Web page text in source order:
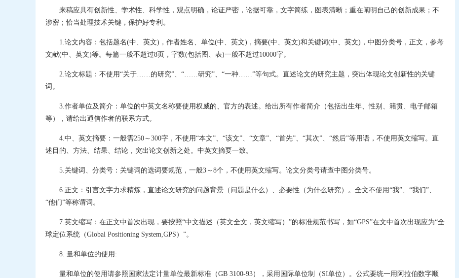
来稿应具有创新性、学术性、科学性，观点明确，论证严密，论据可靠，文字简练，图表清晰；重在阐明自己的创新成果；不
涉密；恰当处理技术关键，保护好专利。
1.论文内容：包括题名(中、英文)，作者姓名、单位(中、英文)，摘要(中、英文)和关键词(中、英文)，中图分类号，正文，参考
文献(中、英文)等。每篇一般不超过8页，字数(包括图、表)一般不超过10000字。
2.论文标题：不使用“关于……的研究”、“……研究”、“一种……”等句式。直述论文的研究主题，突出体现论文创新性的关键
词。
3.作者单位及简介：单位的中英文名称要使用权威的、官方的表述。给出所有作者简介（包括出生年、性别、籍贯、电子邮箱
等），请给出通信作者的联系方式。
4.中、英文摘要：一般需250～300字，不使用“本文”、“该文”、“文章”、“首先”、“其次”、“然后”等用语，不使用英文缩写。直
述目的、方法、结果、结论，突出论文创新之处。中英文摘要一致。
5.关键词、分类号：关键词的选词要规范，一般3～8个，不使用英文缩写。论文分类号请查中图分类号。
6.正文：引言文字力求精炼，直述论文研究的问题背景（问题是什么）、必要性（为什么研究）。全文不使用“我”、“我们”、
“他们”等称谓词。
7.英文缩写：在正文中首次出现，要按照“中文描述（英文全文，英文缩写）”的标准规范书写，如“GPS”在文中首次出现应为“全
球定位系统（Global Positioning System,GPS）”。
8. 量和单位的使用:
量和单位的使用请参照国家法定计量单位最新标准（GB 3100-93），采用国际单位制（SI单位）。公式要统一用阿拉伯数字顺